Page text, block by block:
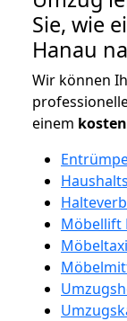
Sie, wie
Hanau
Wir können
einem
Möbellift
Möbeltaxi